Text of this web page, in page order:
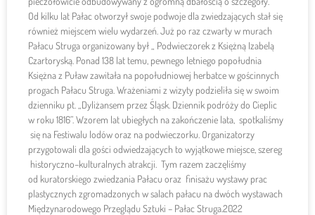
Od kilku lat Pałac otworzył swoje podwoje dla zwiedzających stał się
również miejscem wielu wydarzeń. Już po raz czwarty w murach
Pałacu Struga organizowany był „ Podwieczorek z Księżną Izabelą
Czartoryską. Ponad 138 lat temu, pewnego letniego popołudnia
Księżna z Puław zawitała na popołudniowej herbatce w gościnnych
progach Pałacu Struga. Wrażeniami z wizyty podzieliła się w swoim
dzienniku pt. „Dyliżansem przez Śląsk. Dziennik podróży do Cieplic
w roku 1816”. Wzorem lat ubiegłych na zakończenie lata, spotkaliśmy
się na Festiwalu lodów oraz na podwieczorku. Organizatorzy
przygotowali dla gości odwiedzających to wyjątkowe miejsce, szereg
historyczno–kulturalnych atrakcji. Tym razem zaczęliśmy
od kuratorskiego zwiedzania Pałacu oraz finisażu wystawy prac
plastycznych zgromadzonych w salach pałacu na dwóch wystawach
Międzynarodowego Przeglądu Sztuki – Pałac Struga.2022